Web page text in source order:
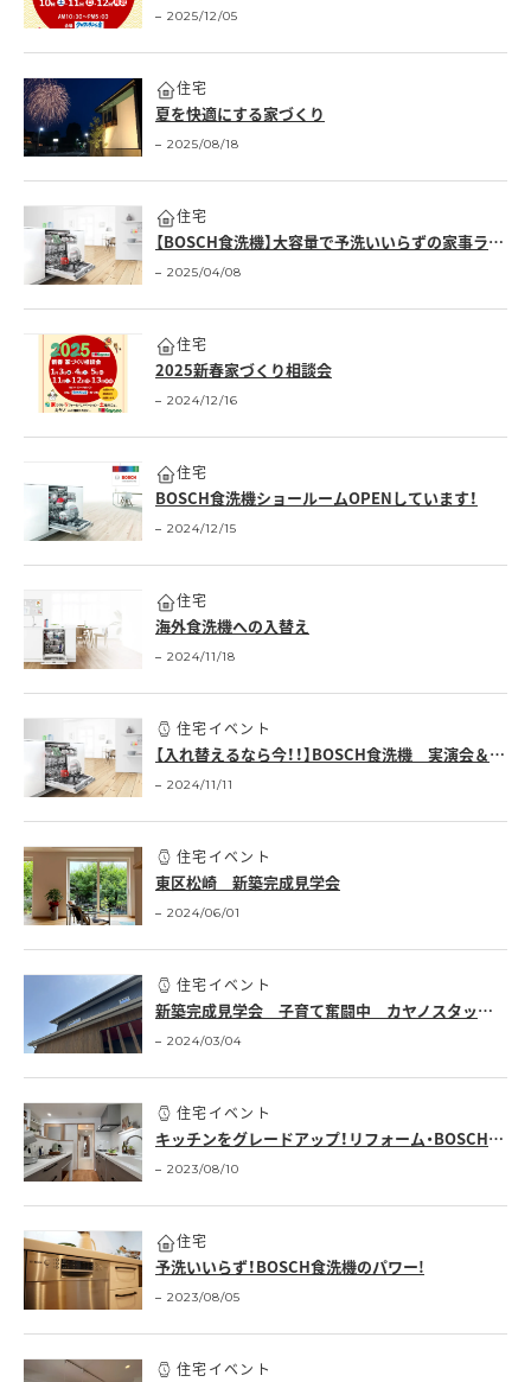
2025/12/05
住宅
夏を快適にする家づくり
2025/08/18
住宅
【BOSCH食洗機】大容量で予洗いいらずの家事ラク設備
2025/04/08
住宅
2025新春家づくり相談会
2024/12/16
住宅
BOSCH食洗機ショールームOPENしています！
2024/12/15
住宅
海外食洗機への入替え
2024/11/18
住宅イベント
【入れ替えるなら今！！】BOSCH食洗機 実演会＆相談会
2024/11/11
住宅イベント
東区松崎 新築完成見学会
2024/06/01
住宅イベント
新築完成見学会 子育て奮闘中 カヤノスタッフの家
2024/03/04
住宅イベント
キッチンをグレードアップ！リフォーム・BOSCH相談会！
2023/08/10
住宅
予洗いいらず！BOSCH食洗機のパワー!
2023/08/05
住宅イベント